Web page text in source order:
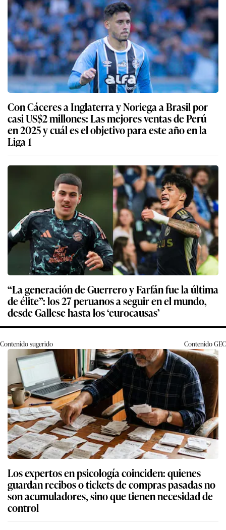
Con Cáceres a Inglaterra y Noriega a Brasil por
casi US$2 millones: Las mejores ventas de Perú
en 2025 y cuál es el objetivo para este año en la
Liga 1
“La generación de Guerrero y Farfán fue la última
de élite”: los 27 peruanos a seguir en el mundo,
desde Gallese hasta los ‘eurocausas’
Contenido sugerido ContenidoGEC
Los expertos en psicología coinciden: quienes
guardan recibos o tickets de compras pasadas no
son acumuladores, sino que tienen necesidad de
control